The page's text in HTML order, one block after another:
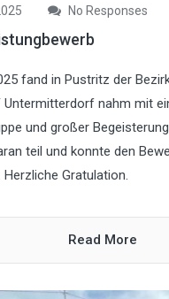
No Responses
fand in Pustritz der
Untermitterdorf nahm mit
und großer
teil und konnte den
Herzliche Gratulation.
Read More